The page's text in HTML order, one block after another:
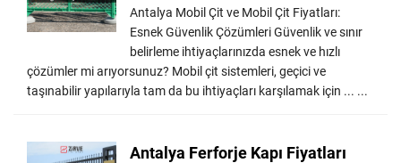
Antalya Mobil Çit ve Mobil Çit Fiyatları:
Esnek Güvenlik Çözümleri Güvenlik ve sınır
belirleme ihtiyaçlarınızda esnek ve hızlı
çözümler mi arıyorsunuz? Mobil çit sistemleri, geçici ve
taşınabilir yapılarıyla tam da bu ihtiyaçları karşılamak için ... ...
Antalya Ferforje Kapı Fiyatları